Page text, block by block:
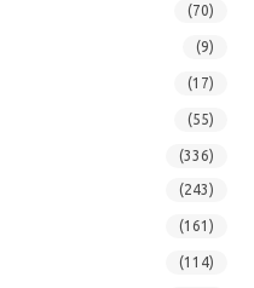
(70)
(9)
(17)
(55)
(336)
(243)
(161)
(114)